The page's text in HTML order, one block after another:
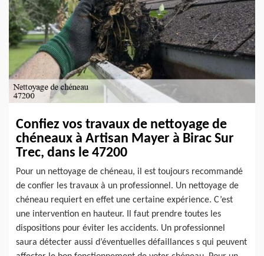
Confiez vos travaux de nettoyage de
chéneaux à Artisan Mayer à Birac Sur
Trec, dans le 47200
Pour un nettoyage de chéneau, il est toujours recommandé
de confier les travaux à un professionnel. Un nettoyage de
chéneau requiert en effet une certaine expérience. C’est
une intervention en hauteur. Il faut prendre toutes les
dispositions pour éviter les accidents. Un professionnel
saura détecter aussi d’éventuelles défaillances s qui peuvent